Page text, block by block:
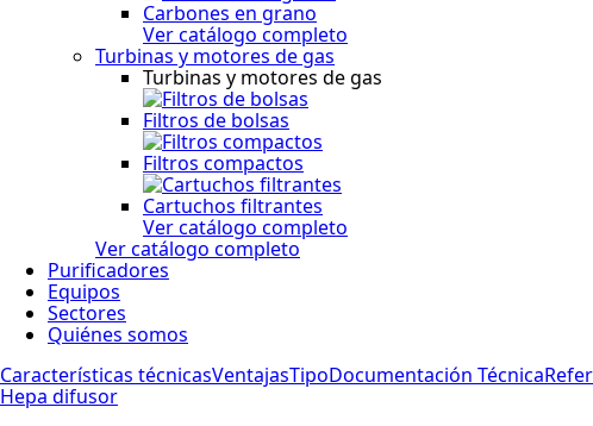
Carbones en grano
Ver catálogo completo
Turbinas y motores de gas
Turbinas y motores de gas
Filtros de bolsas
Filtros compactos
Cartuchos filtrantes
Ver catálogo completo
Ver catálogo completo
Purificadores
Equipos
Sectores
Quiénes somos
Características técnicasVentajasTipoDocumentación Técnica
Hepa difusor